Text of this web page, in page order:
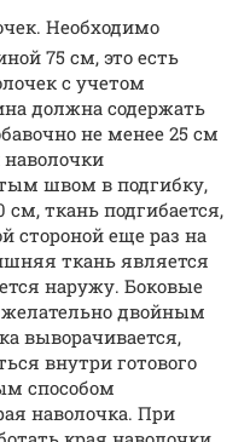
Необходимо
75 см, это есть
с учетом
должна содержать
не менее 25 см
швом в подгибку,
см, ткань подгибается,
стороной еще раз на
ткань является
наружу. Боковые
двойным
выворачивается,
внутри готового
способом
наволочка. При